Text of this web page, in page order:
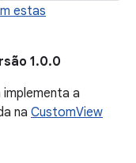
estas
1.0.0
a
na CustomView